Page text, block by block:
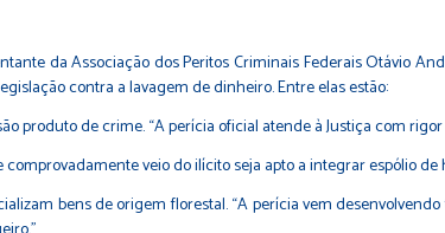
da Associação dos Peritos Criminais Federais Otávio
contra a lavagem de dinheiro. Entre elas estão:
produto de crime. “A perícia oficial atende à Justiça com
veio do ilícito seja apto a integrar espólio
bens de origem florestal. “A perícia vem